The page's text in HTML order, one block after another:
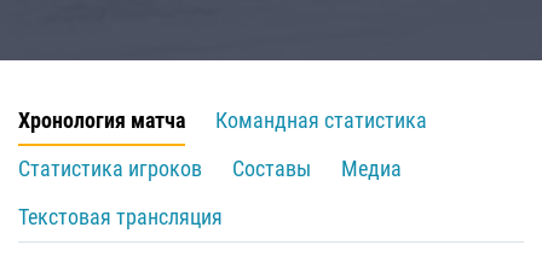
Хронология матча
Командная статистика
Статистика игроков
Составы
Медиа
Текстовая трансляция